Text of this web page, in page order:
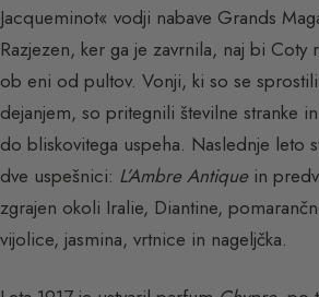
Jacqueminot« vodji nabave Grands
Razjezen, ker ga je zavrnila, naj bi Coty
ob eni od pultov. Vonji, ki so se
dejanjem, so pritegnili številne stranke
do bliskovitega uspeha. Naslednje leto
dve uspešnici: L’Ambre Antiquein
zgrajen okoli Iralie, Diantine,
vijolice, jasmina, vrtnice in nageljčka.